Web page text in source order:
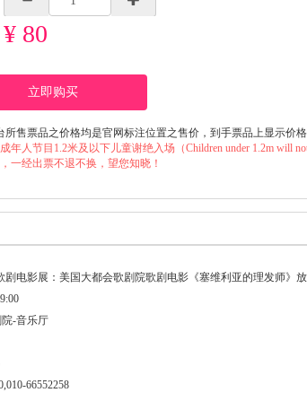
¥ 80
立即购买
所售票品之价格均是官网标注位置之售价，到手票品上显示价
年人节目1.2米及以下儿童谢绝入场（Children under 1.2m will
一经出票不退不换，望您知晓！
剧电影展：美国大都会歌剧院歌剧电影《塞维利亚的理发师》
-音乐厅
66552258